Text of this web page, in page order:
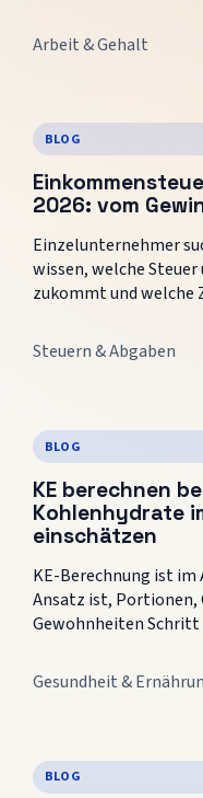
Arbeit & Gehalt
BLOG
2026: vom
Einzelunternehmer
wissen, welche
zukommt und welche
Steuern & Abgaben
BLOG
KE berechnen
Kohlenhydrate
einschätzen
KE-Berechnung ist
Ansatz ist, Portionen,
Gewohnheiten Schritt
Gesundheit &
BLOG